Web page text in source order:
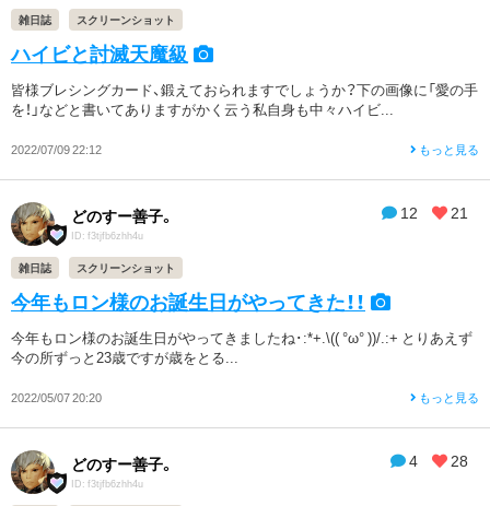
雑日誌 スクリーンショット
ハイビと討滅天魔級
皆様ブレシングカード、鍛えておられますでしょうか？下の画像に「愛の手
を！」などと書いてありますがかく云う私自身も中々ハイビ...
2022/07/09 22:12 もっと見る
12 21
どのすー善子。
ID: f3tjfb6zhh4u
雑日誌 スクリーンショット
今年もロン様のお誕生日がやってきた！！
今年もロン様のお誕生日がやってきましたね･:*+.\(( °ω° ))/.:+ とりあえず
今の所ずっと23歳ですが歳をとる...
2022/05/07 20:20 もっと見る
4 28
どのすー善子。
ID: f3tjfb6zhh4u